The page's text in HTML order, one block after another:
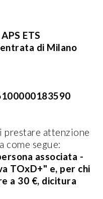
ETS
di Milano
prestare attenzione
come segue:
associata -
TOxD+" e, per chi
a 30 €, dicitura